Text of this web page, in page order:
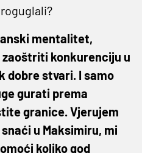
mentalitet,
konkurenciju u
dobre stvari. I samo
gurati prema
granice. Vjerujem
u Maksimiru, mi
koliko god